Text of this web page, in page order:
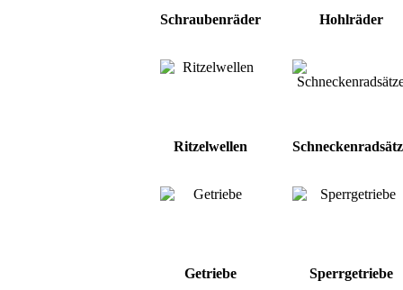
Schraubenräder Hohlräder
Ritzelwellen
Getriebe
Sperrgetriebe